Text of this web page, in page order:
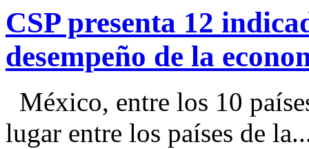
CSP presenta 12
desempeño de la
México, entre los 10
lugar entre los países de